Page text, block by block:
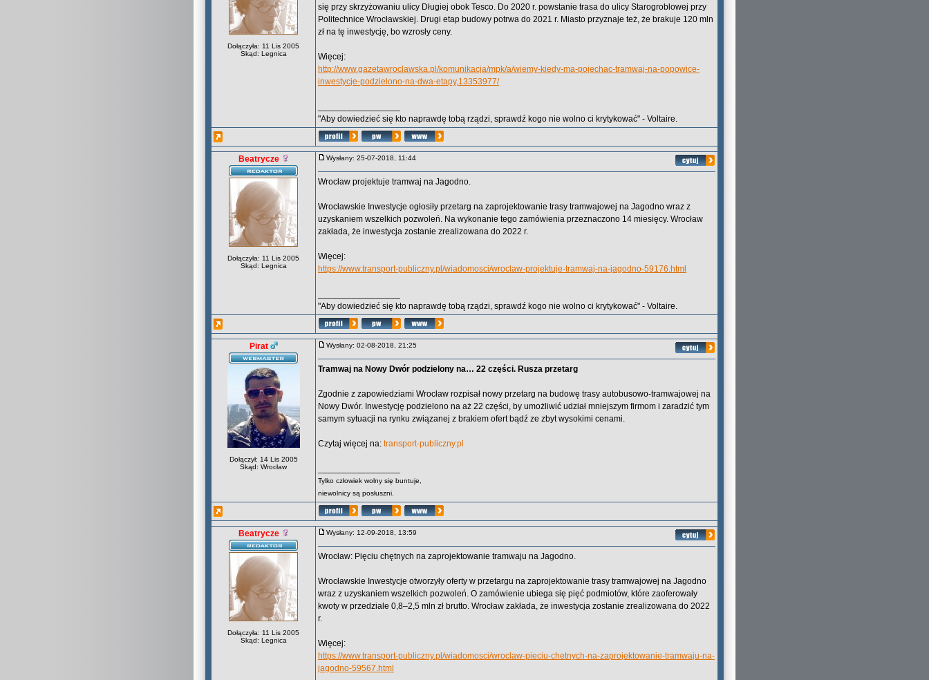
Dołączyła: 11 Lis 2005
Skąd: Legnica
się przy skrzyżowaniu ulicy Długiej obok Tesco. Do 2020 r. powstanie trasa do ulicy Starogroblowej przy
Politechnice Wrocławskiej. Drugi etap budowy potrwa do 2021 r. Miasto przyznaje też, że brakuje 120 mln
zł na tę inwestycję, bo wzrosły ceny.
Więcej:
http://www.gazetawroclawska.pl/komunikacja/mpk/a/wiemy-kiedy-ma-pojechac-tramwaj-na-popowice-
inwestycje-podzielono-na-dwa-etapy,13353977/
"Aby dowiedzieć się kto naprawdę tobą rządzi, sprawdź kogo nie wolno ci krytykować" - Voltaire.
Beatrycze
Dołączyła: 11 Lis 2005
Skąd: Legnica
Wysłany: 25-07-2018, 11:44
Wrocław projektuje tramwaj na Jagodno.
Wrocławskie Inwestycje ogłosiły przetarg na zaprojektowanie trasy tramwajowej na Jagodno wraz z
uzyskaniem wszelkich pozwoleń. Na wykonanie tego zamówienia przeznaczono 14 miesięcy. Wrocław
zakłada, że inwestycja zostanie zrealizowana do 2022 r.
Więcej:
https://www.transport-publiczny.pl/wiadomosci/wroclaw-projektuje-tramwaj-na-jagodno-59176.html
"Aby dowiedzieć się kto naprawdę tobą rządzi, sprawdź kogo nie wolno ci krytykować" - Voltaire.
Pirat
Dołączył: 14 Lis 2005
Skąd: Wrocław
Wysłany: 02-08-2018, 21:25
Tramwaj na Nowy Dwór podzielony na… 22 części. Rusza przetarg
Zgodnie z zapowiedziami Wrocław rozpisał nowy przetarg na budowę trasy autobusowo-tramwajowej na
Nowy Dwór. Inwestycję podzielono na aż 22 części, by umożliwić udział mniejszym firmom i zaradzić tym
samym sytuacji na rynku związanej z brakiem ofert bądź ze zbyt wysokimi cenami.
Czytaj więcej na: transport-publiczny.pl
Tylko człowiek wolny się buntuje,
niewolnicy są posłuszni.
Beatrycze
Dołączyła: 11 Lis 2005
Skąd: Legnica
Wysłany: 12-09-2018, 13:59
Wrocław: Pięciu chętnych na zaprojektowanie tramwaju na Jagodno.
Wrocławskie Inwestycje otworzyły oferty w przetargu na zaprojektowanie trasy tramwajowej na Jagodno
wraz z uzyskaniem wszelkich pozwoleń. O zamówienie ubiega się pięć podmiotów, które zaoferowały
kwoty w przedziale 0,8–2,5 mln zł brutto. Wrocław zakłada, że inwestycja zostanie zrealizowana do 2022
r.
Więcej:
https://www.transport-publiczny.pl/wiadomosci/wroclaw-pieciu-chetnych-na-zaprojektowanie-tramwaju-na-
jagodno-59567.html